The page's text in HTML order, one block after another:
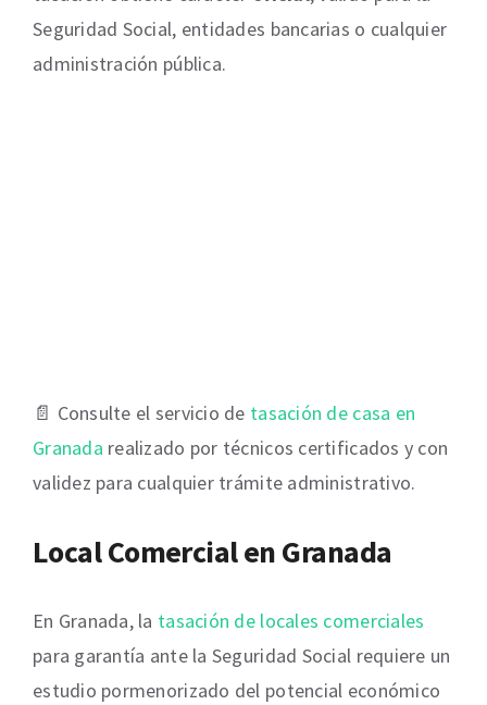
Seguridad Social, entidades bancarias o cualquier
administración pública.
📄 Consulte el servicio de tasación de casa en
Granada realizado por técnicos certificados y con
validez para cualquier trámite administrativo.
Local Comercial en Granada
En Granada, la tasación de locales comerciales
para garantía ante la Seguridad Social requiere un
estudio pormenorizado del potencial económico